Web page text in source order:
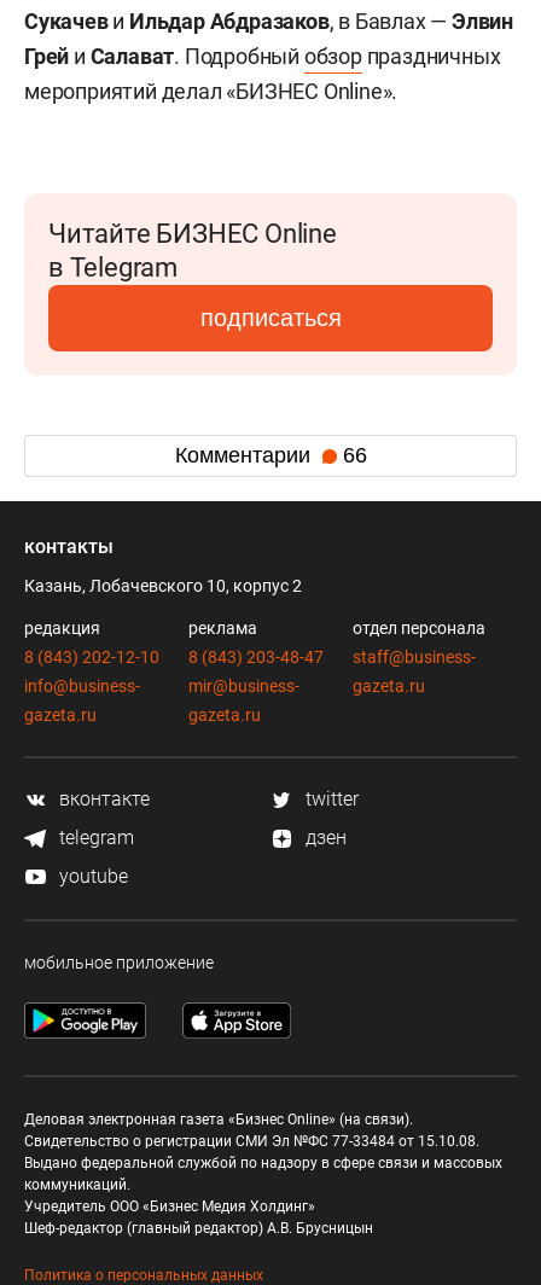
Сукачеви Ильдар Абдразаков, в Бавлах —Элвин
Грей и Салават. Подробный обзорпраздничных
мероприятий делал «БИЗНЕС Online».
Читайте БИЗНЕС Online
в Telegram
подписаться
Комментарии 66
контакты
Казань, Лобачевского 10, корпус 2
редакция
8 (843) 202-12-10
info@business-
gazeta.ru
реклама
8 (843) 203-48-47
mir@business-
gazeta.ru
отдел персонала
staff@business-
gazeta.ru
вконтакте
twitter
telegram
дзен
youtube
мобильное приложение
Деловая электронная газета «Бизнес Online» (на связи).
Свидетельство о регистрации СМИ Эл №ФС 77-33484 от 15.10.08.
Выдано федеральной службой по надзору в сфере связи и массовых
коммуникаций.
Учредитель ООО «Бизнес Медия Холдинг»
Шеф-редактор (главный редактор) А.В. Брусницын
Политика о персональных данных